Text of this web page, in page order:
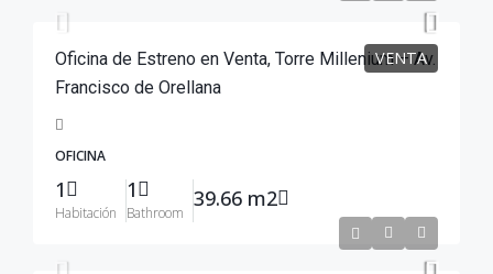
VENTA
Oficina de Estreno en Venta, Torre Millenium – Av.
Francisco de Orellana
OFICINA
1
Habitación
1
Bathroom
39.66 m2